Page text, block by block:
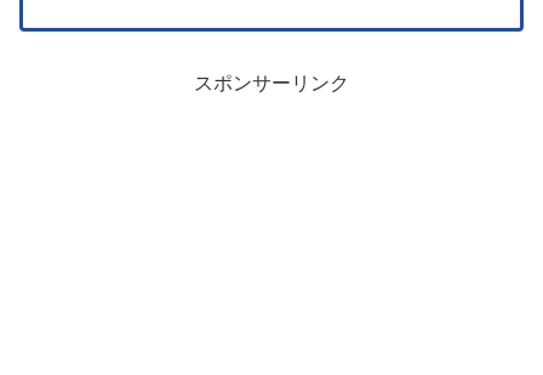
スポンサーリンク